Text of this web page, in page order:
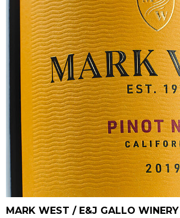
MARK WEST / E&J GALLO WINERY